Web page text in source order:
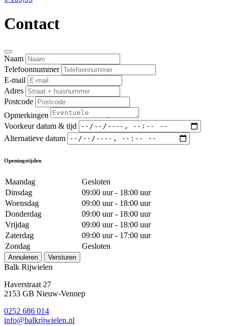
Contact
Naam
Telefoonnummer
E-mail
Adres
Postcode
Opmerkingen
Voorkeur datum & tijd
Alternatieve datum
Openingstijden
Maandag
Gesloten
Dinsdag
09:00 uur - 18:00 uur
Woensdag
09:00 uur - 18:00 uur
Donderdag
09:00 uur - 18:00 uur
Vrijdag
09:00 uur - 18:00 uur
Zaterdag
09:00 uur - 17:00 uur
Zondag
Gesloten
Annuleren Versturen
Balk Rijwielen
Haverstraat 27
2153 GB Nieuw-Vennep
0252 686 014
info@balkrijwielen.nl